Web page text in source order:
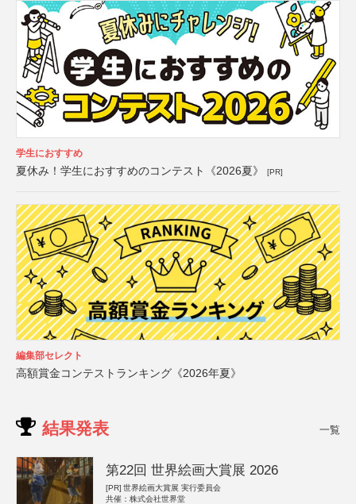
学生におすすめ
夏休み！学生におすすめのコンテスト《2026夏》 [PR]
編集部セレクト
高額賞金コンテストランキング《2026年夏》
結果発表 一覧
第22回 世界絵画大賞展 2026
[PR] 世界絵画大賞展 実行委員会
共催：株式会社世界堂